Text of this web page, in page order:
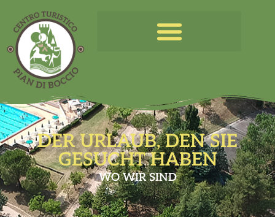
DER URLAUB, DEN SIE
GESUCHT HABEN
WO WIR SIND